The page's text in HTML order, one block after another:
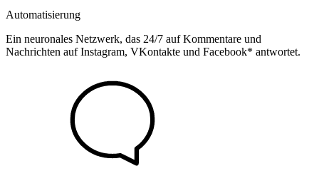
Automatisierung
Ein neuronales Netzwerk, das 24/7 auf Kommentare und
Nachrichten auf Instagram, VKontakte und Facebook* antwortet.